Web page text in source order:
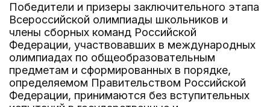
Победители и призеры заключительного этапа
Всероссийской олимпиады школьников и
члены сборных команд Российской
Федерации, участвовавших в международных
олимпиадах по общеобразовательным
предметам и сформированных в порядке,
определяемом Правительством Российской
Федерации, принимаются без вступительных